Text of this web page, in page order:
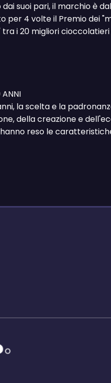
dai suoi pari, il marchio è
per 4 volte il Premio dei
i 20 migliori
ANNI
la scelta e la
della creazione e
reso le